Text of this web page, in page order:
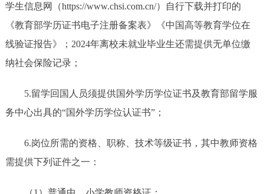
学生信息网（https://www.chsi.com.cn/）自行下载并打印的
《教育部学历证书电子注册备案表》《中国高等教育学位在
线验证报告》；2024年离校未就业毕业生还需提供无单位缴
纳社会保险记录；
5.留学回国人员须提供国外学历学位证书及教育部留学服
务中心出具的“国外学历学位认证书”；
6.岗位所需的资格、职称、技术等级证书，其中教师资格
需提供下列证件之一：